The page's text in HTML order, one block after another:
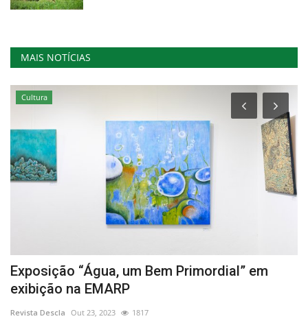
MAIS NOTÍCIAS
Cultura
Exposição “Água, um Bem Primordial” em
exibição na EMARP
Revista Descla Out 23, 2023 1817